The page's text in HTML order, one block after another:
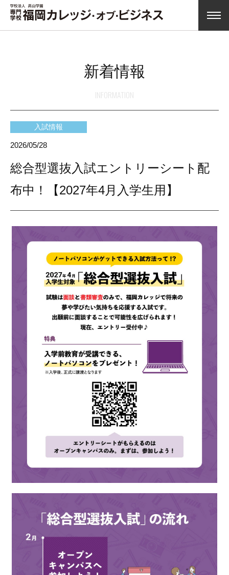
新着情報
INFORMATION
入試情報
2026/05/28
総合型選抜入試エントリーシート配
布中！【2027年4月入学生用】